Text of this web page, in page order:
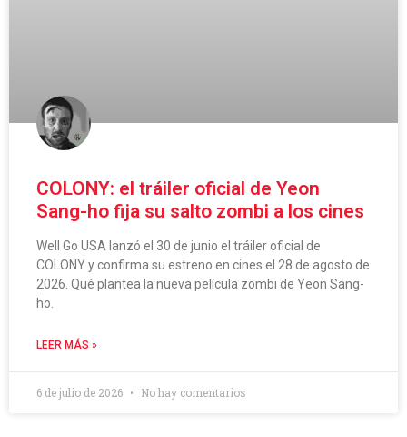
COLONY: el tráiler oficial de Yeon
Sang-ho fija su salto zombi a los cines
Well Go USA lanzó el 30 de junio el tráiler oficial de
COLONY y confirma su estreno en cines el 28 de agosto de
2026. Qué plantea la nueva película zombi de Yeon Sang-
ho.
LEER MÁS »
6 de julio de 2026 No hay comentarios